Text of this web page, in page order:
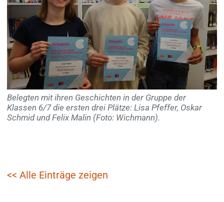
Belegten mit ihren Geschichten in der Gruppe der
Klassen 6/7 die ersten drei Plätze: Lisa Pfeffer, Oskar
Schmid und Felix Malin (Foto: Wichmann).
<< Alle Einträge zeigen